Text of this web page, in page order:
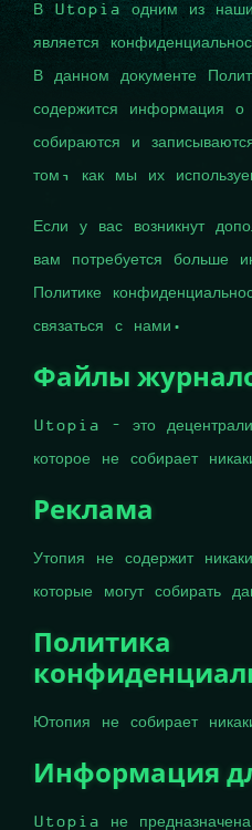
В Utopia одним из наших
является
В данном документе
содержится информация
собираются и
том, как мы их
Если у вас возникнут
вам потребуется больше
Политике
связаться с нами.
Файлы
Utopia - это
которое не собирает
Реклама
Утопия не содержит
которые могут собирать
Политика
Ютопия не собирает
Информация
Utopia не